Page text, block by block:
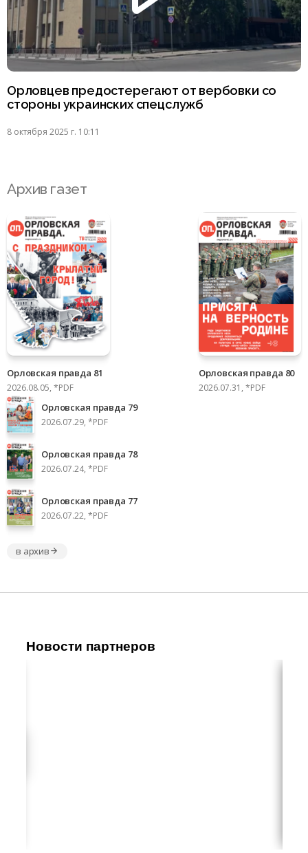
Орловцев предостерегают от вербовки со
стороны украинских спецслужб
8 октября 2025 г. 10:11
Архив газет
Орловская правда 81
2026.08.05, *PDF
Орловская правда 80
2026.07.31, *PDF
Орловская правда 79
2026.07.29, *PDF
Орловская правда 78
2026.07.24, *PDF
Орловская правда 77
2026.07.22, *PDF
в архив
Новости партнеров